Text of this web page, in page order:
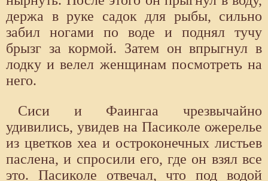
держа в руке садок для рыбы, сильно
забил ногами по воде и поднял тучу
брызг за кормой. Затем он впрыгнул в
лодку и велел женщинам посмотреть на
него.
Сиси и Фаингаа чрезвычайно
удивились, увидев на Пасиколе ожерелье
из цветков хеа и остроконечных листьев
паслена, и спросили его, где он взял все
это. Пасиколе отвечал, что под водой